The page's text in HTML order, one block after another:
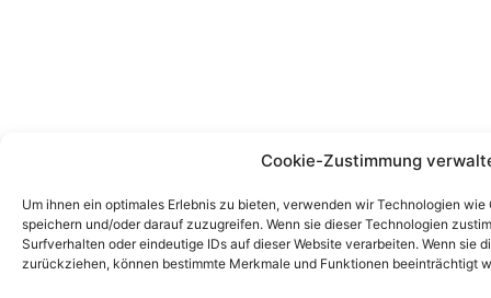
Cookie-Zustimmung
Um ihnen ein optimales Erlebnis zu bieten, verwenden wir Technologien
speichern und/oder darauf zuzugreifen. Wenn sie dieser Technologien
Surfverhalten oder eindeutige IDs auf dieser Website verarbeiten. Wenn sie
zurückziehen, können bestimmte Merkmale und Funktionen beeinträchtigt